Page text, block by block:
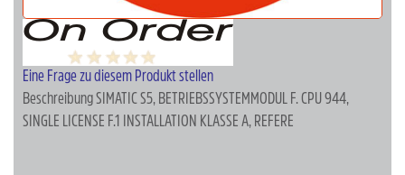
Eine Frage zu diesem Produkt stellen
BeschreibungSIMATIC S5, BETRIEBSSYSTEMMODUL F. CPU 944,
SINGLE LICENSE F.1 INSTALLATION KLASSE A, REFERE